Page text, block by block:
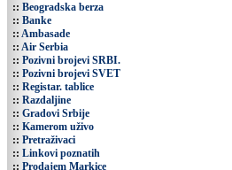
:: Beogradska berza
:: Banke
:: Ambasade
:: Air Serbia
:: Pozivni brojevi SRBI.
:: Pozivni brojevi SVET
:: Registar. tablice
:: Razdaljine
:: Gradovi Srbije
:: Kamerom uživo
:: Pretraživaci
:: Linkovi poznatih
:: Prodajem Markice